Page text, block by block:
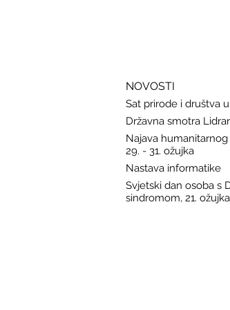
NOVOSTI
Sat prirode i društva
Državna smotra
Najava
29. - 31. ožujka
Nastava informatike
Svjetski dan osoba s
sindromom, 21. ožujka